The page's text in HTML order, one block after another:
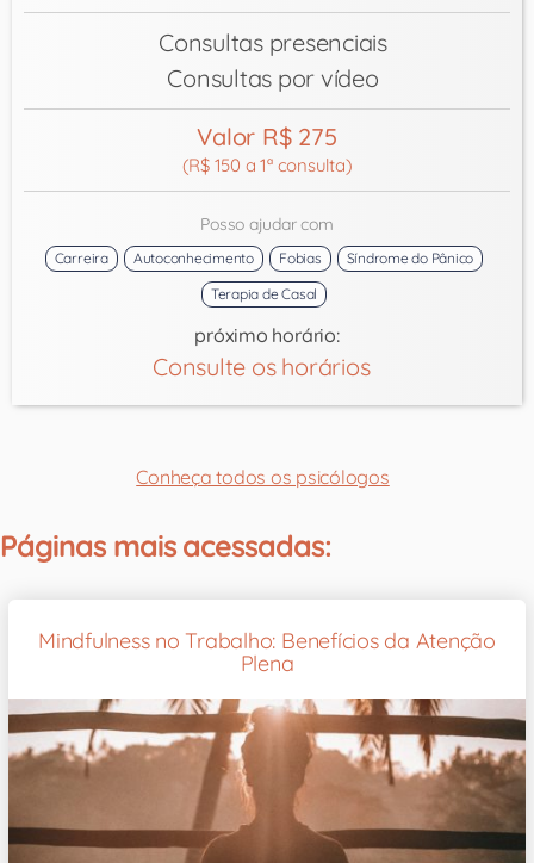
Consultas presenciais
Consultas por vídeo
Valor R$ 275
(R$ 150 a 1ª consulta)
Posso ajudar com
Carreira Autoconhecimento Fobias
Síndrome do Pânico
Terapia de Casal
próximo horário:
Consulte os horários
Conheça todos os psicólogos
Páginas mais acessadas:
Mindfulness no Trabalho: Benefícios da Atenção
Plena